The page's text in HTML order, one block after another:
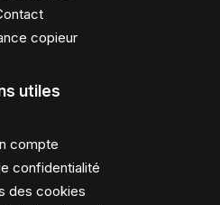
copieur
utiles
compte
confidentialité
des cookies